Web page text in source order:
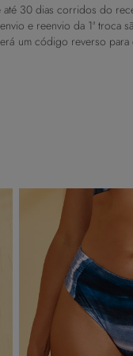
30 dias corridos do
e reenvio da 1ª troca
um código reverso